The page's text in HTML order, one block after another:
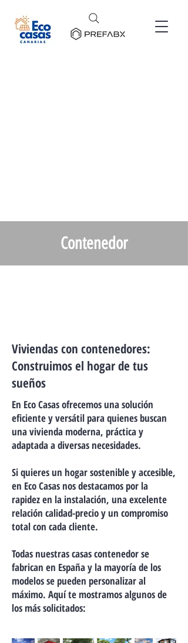
Contenedor
Viviendas con contenedores:
Construimos el hogar de tus
sueños
En Eco Casas ofrecemos una solución
eficiente y versátil para quienes buscan
una vivienda moderna, práctica y
adaptada a diversas necesidades.
Si quieres un hogar sostenible y accesible,
en Eco Casas nos destacamos por la
rapidez en la instalación, una excelente
relación calidad-precio y un compromiso
total con cada cliente.
Todas nuestras casas contenedor se
fabrican en España y la mayoría de los
modelos se pueden personalizar al
máximo. Aquí te mostramos algunos de
los más solicitados: